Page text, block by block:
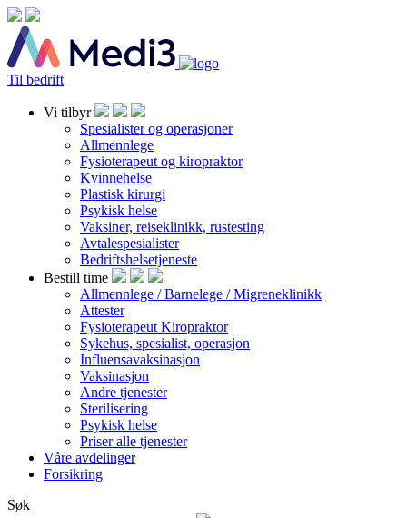
Til bedrift
Vi tilbyr
Spesialister og operasjoner
Allmennlege
Fysioterapeut og kiropraktor
Kvinnehelse
Plastisk kirurgi
Psykisk helse
Vaksiner, reiseklinikk, rustesting
Avtalespesialister
Bedriftshelsetjeneste
Bestill time
Allmennlege / Barnelege / Migreneklinikk
Attester
Fysioterapeut Kiropraktor
Sykehus, spesialist, operasjon
Influensavaksinasjon
Vaksinasjon
Andre tjenester
Sterilisering
Psykisk helse
Priser alle tjenester
Våre avdelinger
Forsikring
Søk